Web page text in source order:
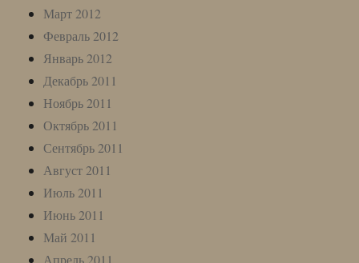
Март 2012
Февраль 2012
Январь 2012
Декабрь 2011
Ноябрь 2011
Октябрь 2011
Сентябрь 2011
Август 2011
Июль 2011
Июнь 2011
Май 2011
Апрель 2011